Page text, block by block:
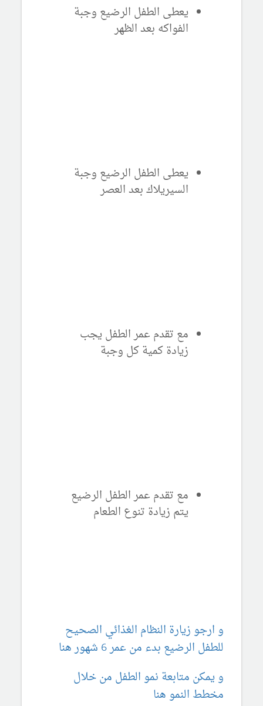
يعطى الطفل الرضيع وجبة
الفواكه بعد الظهر
يعطى الطفل الرضيع وجبة
السيريلاك بعد العصر
مع تقدم عمر الطفل يجب
زيادة كمية كل وجبة
مع تقدم عمر الطفل الرضيع
يتم زيادة تنوع الطعام
و ارجو زيارة النظام الغذائي الصحيح
للطفل الرضيع بدء من عمر 6 شهور هنا
و يمكن متابعة نمو الطفل من خلال
مخطط النمو هنا